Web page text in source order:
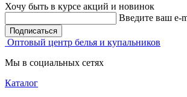
Хочу быть в курсе акций и новинок
Введите ваш e-
Подписаться
Оптовый центр белья и купальников
Мы в социальных сетях
Каталог